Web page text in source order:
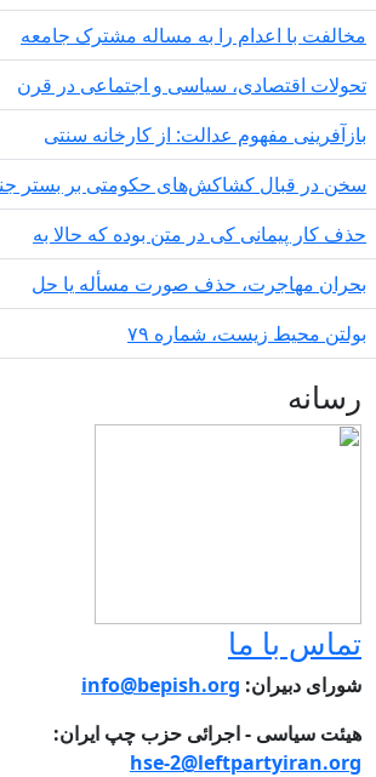
با اعدام را به مساله مشترک جامعه
اقتصادی، سیاسی و اجتماعی در قرن
مفهوم عدالت: از کارخانه سنتی
در قبال کشاکش‌های حکومتی بر بستر جنگ
کار پیمانی کی در متن بودە کە حالا بە
مهاجرت‌، حذف صورت مسأله یا حل
محیط زیست، شماره ۷۹
با ما
دبیران:info@bepish.org
سیاسی - اجرائی حزب چپ ایران:
hse-